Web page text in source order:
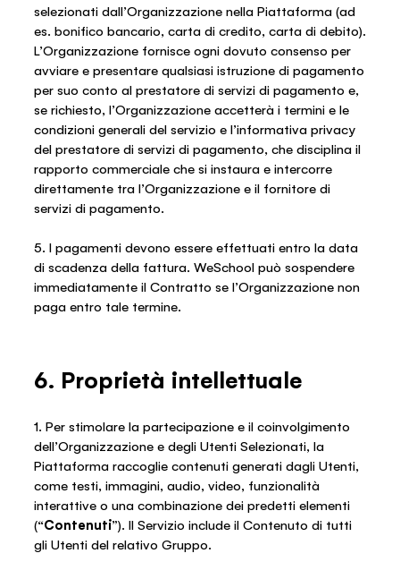
selezionati dall’Organizzazione nella Piattaforma (ad
es. bonifico bancario, carta di credito, carta di debito).
L’Organizzazione fornisce ogni dovuto consenso per
avviare e presentare qualsiasi istruzione di pagamento
per suo conto al prestatore di servizi di pagamento e,
se richiesto, l’Organizzazione accetterà i termini e le
condizioni generali del servizio e l’informativa privacy
del prestatore di servizi di pagamento, che disciplina il
rapporto commerciale che si instaura e intercorre
direttamente tra l’Organizzazione e il fornitore di
servizi di pagamento.
5. I pagamenti devono essere effettuati entro la data
di scadenza della fattura. WeSchool può sospendere
immediatamente il Contratto se l’Organizzazione non
paga entro tale termine.
6. Proprietà intellettuale
1. Per stimolare la partecipazione e il coinvolgimento
dell’Organizzazione e degli Utenti Selezionati, la
Piattaforma raccoglie contenuti generati dagli Utenti,
come testi, immagini, audio, video, funzionalità
interattive o una combinazione dei predetti elementi
(“Contenuti”). Il Servizio include il Contenuto di tutti
gli Utenti del relativo Gruppo.